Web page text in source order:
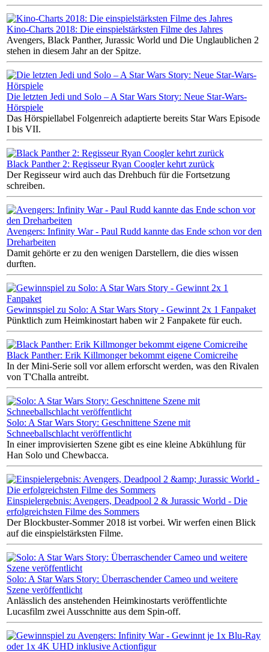
Kino-Charts 2018: Die einspielstärksten Filme des Jahres
Avengers, Black Panther, Jurassic World und Die Unglaublichen 2
stehen in diesem Jahr an der Spitze.
Die letzten Jedi und Solo – A Star Wars Story: Neue Star-Wars-
Hörspiele
Das Hörspiellabel Folgenreich adaptierte bereits Star Wars Episode
I bis VII.
Black Panther 2: Regisseur Ryan Coogler kehrt zurück
Der Regisseur wird auch das Drehbuch für die Fortsetzung
schreiben.
Avengers: Infinity War - Paul Rudd kannte das Ende schon vor den
Dreharbeiten
Damit gehörte er zu den wenigen Darstellern, die dies wissen
durften.
Gewinnspiel zu Solo: A Star Wars Story - Gewinnt 2x 1 Fanpaket
Pünktlich zum Heimkinostart haben wir 2 Fanpakete für euch.
Black Panther: Erik Killmonger bekommt eigene Comicreihe
In der Mini-Serie soll vor allem erforscht werden, was den Rivalen
von T'Challa antreibt.
Solo: A Star Wars Story: Geschnittene Szene mit
Schneeballschlacht veröffentlicht
In einer improvisierten Szene gibt es eine kleine Abkühlung für
Han Solo und Chewbacca.
Einspielergebnis: Avengers, Deadpool 2 & Jurassic World - Die
erfolgreichsten Filme des Sommers
Der Blockbuster-Sommer 2018 ist vorbei. Wir werfen einen Blick
auf die einspielstärksten Filme.
Solo: A Star Wars Story: Überraschender Cameo und weitere
Szene veröffentlicht
Anlässlich des anstehenden Heimkinostarts veröffentlichte
Lucasfilm zwei Ausschnitte aus dem Spin-off.